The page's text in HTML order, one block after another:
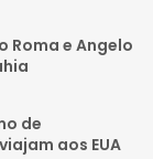
Roma e Angelo
de
aos EUA